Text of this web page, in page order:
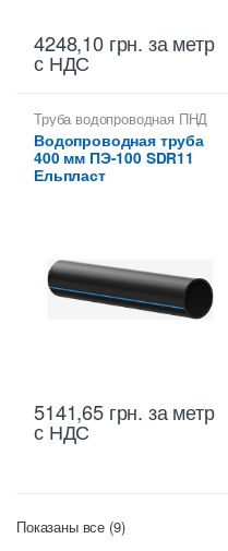
4248,10 грн. за метр
с НДС
Труба водопроводная ПНД
400 мм
Водопроводная труба
400 мм ПЭ-100 SDR11
Ельпласт
5141,65 грн. за метр
с НДС
Показаны все (9)Цены:
по